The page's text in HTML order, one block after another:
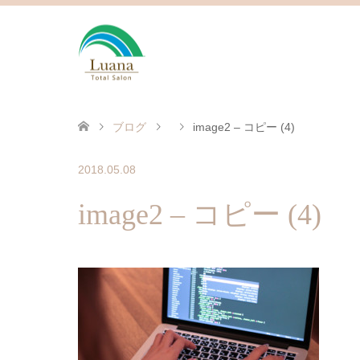
ブログ image2 – コピー (4)
2018.05.08
image2 – コピー (4)